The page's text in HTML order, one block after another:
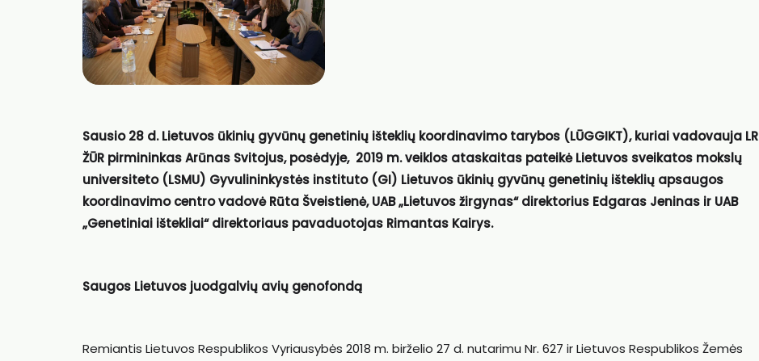
Sausio 28 d. Lietuvos ūkinių gyvūnų genetinių išteklių koordinavimo tarybos (LŪGGIKT), kuriai vadovauja LR
ŽŪR pirmininkas Arūnas Svitojus, posėdyje, 2019 m. veiklos ataskaitas pateikė Lietuvos sveikatos mokslų
universiteto (LSMU) Gyvulininkystės instituto (GI) Lietuvos ūkinių gyvūnų genetinių išteklių apsaugos
koordinavimo centro vadovė Rūta Šveistienė, UAB „Lietuvos žirgynas“ direktorius Edgaras Jeninas ir UAB
„Genetiniai ištekliai“ direktoriaus pavaduotojas Rimantas Kairys.
Saugos Lietuvos juodgalvių avių genofondą
Remiantis Lietuvos Respublikos Vyriausybės 2018 m. birželio 27 d. nutarimu Nr. 627 ir Lietuvos Respublikos Žemės